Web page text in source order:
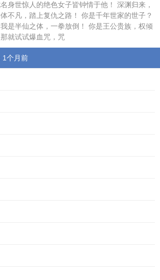
身世惊人的绝色女子皆钟情于他！ 深渊归来，
不凡，踏上复仇之路！ 你是千年世家的世子？
是半仙之体，一拳放倒！ 你是王公贵族，权倾
就试试爆血咒，咒
1个月前